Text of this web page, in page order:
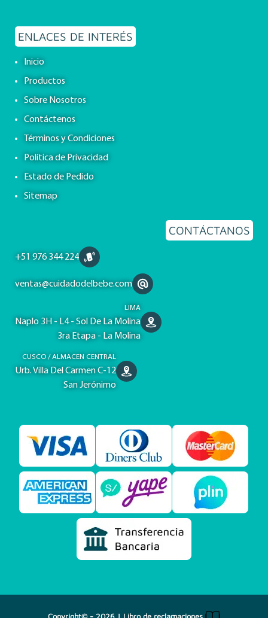
ENLACES DE INTERÉS
Inicio
Productos
Sobre Nosotros
Contáctenos
Términos y Condiciones
Política de Privacidad
Estado de Pedido
Sitemap
CONTÁCTANOS
+51 976 344 224
ventas@cuidadodelbebe.com
LIMA
Naplo 3H - L4 - Sol De La Molina
3ra Etapa - La Molina
CUSCO / ALMACEN CENTRAL
Urb. Villa Del Carmen C-12
San Jerónimo